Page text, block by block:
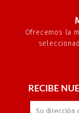
Ofrecemos la
RECIBE